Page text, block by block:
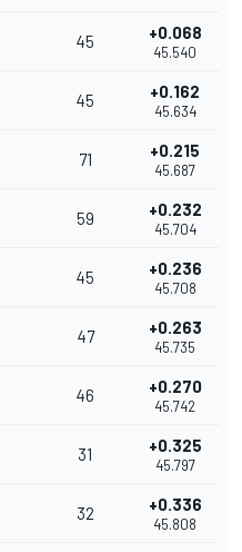
45 +0.068
45.540
45 +0.162
45.634
71 +0.215
45.687
59 +0.232
45.704
45 +0.236
45.708
47 +0.263
45.735
46 +0.270
45.742
31 +0.325
45.797
32 +0.336
45.808